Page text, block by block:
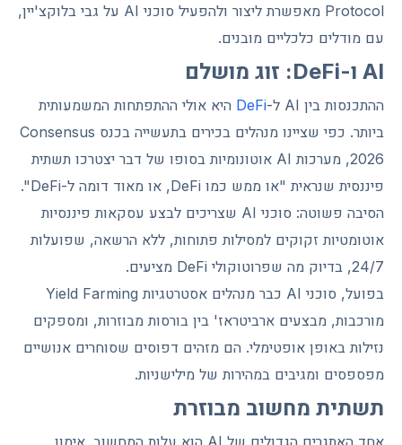
Protocol מאפשרת ליצור ולהפעיל סוכני AI על גבי בלוקצ'יין,
עם מודלים כלכליים מובנים.
AI ו-DeFi: זוג מושלם
ההתכנסות בין AI ל- DeFi היא אולי ההתפתחות המשמעותית
ביותר. כפי שציינו מנהלים בכירים בתעשייה בכנס Consensus
2026, מערכות AI אוטונומיות בסופו של דבר יצטרכו תשתית
פיננסית שנראית "או ממש כמו DeFi, או מאוד דומה ל-DeFi".
הסיבה פשוטה: סוכני AI שצריכים לבצע עסקאות פיננסיות
אוטומטיות זקוקים למסילות פתוחות, ללא הרשאה, שפועלות
24/7, בדיוק מה שפרוטוקולי DeFi מציעים.
בפועל, סוכני AI כבר מנהלים אסטרטגיות Yield Farming
מורכבות, מבצעים ארביטראז' בין בורסות מבוזרות, ומספקים
נזילות באופן אופטימלי. הם מזהים דפוסים שסוחרים אנושיים
מפספסים ומגיבים במהירות של מילישניות.
תשתית מחשוב מבוזרת
אחד האתגרים הגדולים של AI הוא עלות המחשוב. אימון